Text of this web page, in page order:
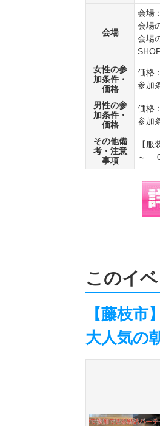
会場
会場
会場
会場
女性の参
加条件・
価格
価格
参加
男性の参
加条件・
価格
価格
参加
その他備
考・注意
事項
【
～
このイ
【藤枝
大人気の